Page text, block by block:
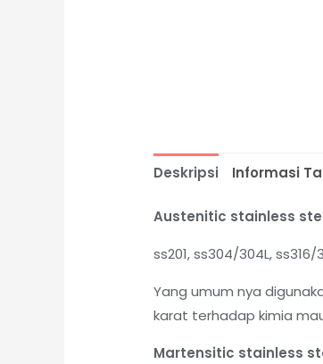
Deskripsi Informasi
Austenitic stainless
ss201, ss304/304L, ss316/
Yang umum nya
karat terhadap kimia
Martensitic stainless